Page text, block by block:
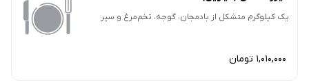
یک کیلوگرم متشکل از بادمجان، گوجه، تخم‌مرغ و سیر
1,010,000 تومان